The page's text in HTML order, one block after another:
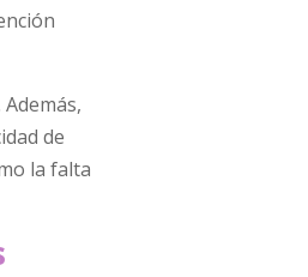
de
la falta